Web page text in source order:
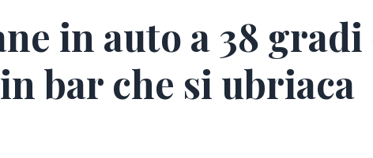
in auto a 38
bar che si ubriaca